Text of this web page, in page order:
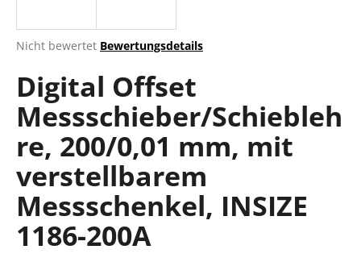
Die
Produktbewertung
ist
0,0
von
Sternen.
Nicht bewertet Bewertungsdetails
Digital Offset
Messschieber/Schiebleh
re, 200/0,01 mm, mit
verstellbarem
Messschenkel, INSIZE
1186-200A
W
r
e
m
p
f